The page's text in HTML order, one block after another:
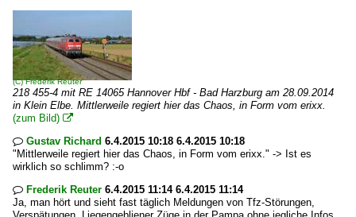
(C)Frederik Reuter
218 455-4 mit RE 14065 Hannover Hbf - Bad Harzburg am 28.09.2014
in Klein Elbe. Mittlerweile regiert hier das Chaos, in Form vom erixx.
(zum Bild) 
 Gustav Richard 6.4.2015 10:18 6.4.2015 10:18
"Mittlerweile regiert hier das Chaos, in Form vom erixx." -> Ist es
wirklich so schlimm? :-o
 Frederik Reuter 6.4.2015 11:14 6.4.2015 11:14
Ja, man hört und sieht fast täglich Meldungen von Tfz-Störungen,